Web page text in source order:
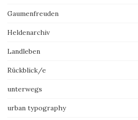
Gaumenfreuden
Heldenarchiv
Landleben
Rückblick/e
unterwegs
urban typography